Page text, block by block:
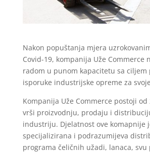
Nakon popuštanja mjera
Covid-19, kompanija Uže Commerce
radom u punom kapacitetu sa ciljem
isporuke industrijske opreme za
Kompanija Uže Commerce postoji od
vrši proizvodnju, prodaju i
industriju. Djelatnost ove komapnije
specijalizirana i podrazumijeva
programa čeličnih užadi, lanaca,